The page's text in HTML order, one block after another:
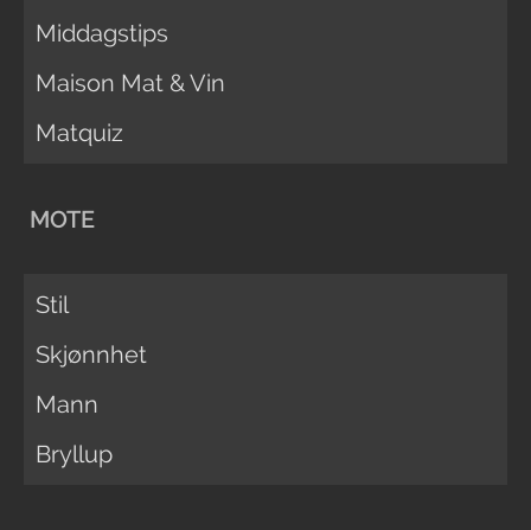
Middagstips
Maison Mat & Vin
Matquiz
MOTE
Stil
Skjønnhet
Mann
Bryllup